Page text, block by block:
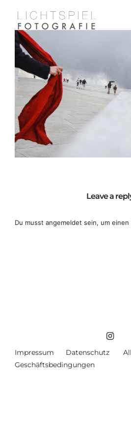
Leave a
Du musst angemeldet sein, um einen
Impressum Datenschutz
Geschäftsbedingungen